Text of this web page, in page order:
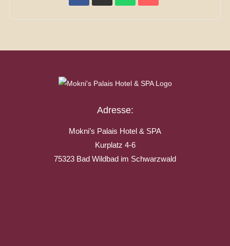
Adresse:
Mokni’s Palais Hotel & SPA
Kurplatz 4-6
75323 Bad Wildbad im Schwarzwald